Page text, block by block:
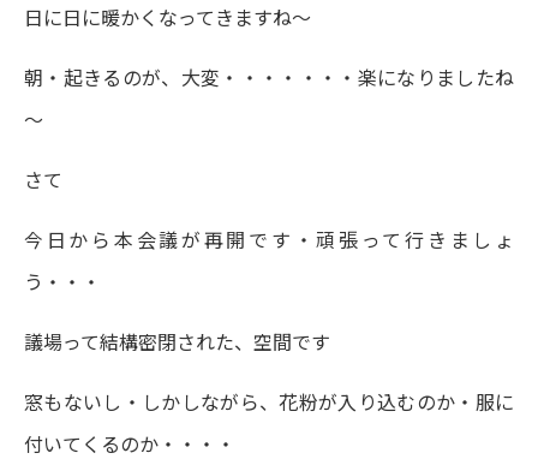
日に日に暖かくなってきますね～
朝・起きるのが、大変・・・・・・・楽になりましたね
～
さて
今日から本会議が再開です・頑張って行きましょ
う・・・
議場って結構密閉された、空間です
窓もないし・しかしながら、花粉が入り込むのか・服に
付いてくるのか・・・・